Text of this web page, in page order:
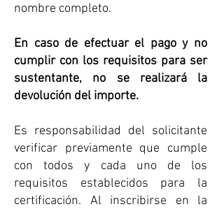
nombre completo.
En caso de efectuar el pago y no
cumplir con los requisitos para ser
sustentante, no se realizará la
devolución del importe.
Es responsabilidad del solicitante
verificar previamente que cumple
con todos y cada uno de los
requisitos establecidos para la
certificación. Al inscribirse en la